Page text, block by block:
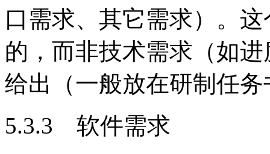
口需求、其它需求）。
的，而非技术需求（如
给出（一般放在研制任
5.3.3 软件需求